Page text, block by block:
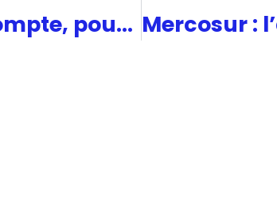
Culture : pourquoi elle compte, pourquoi tout change, et pourquoi il faut accompagner cette transition